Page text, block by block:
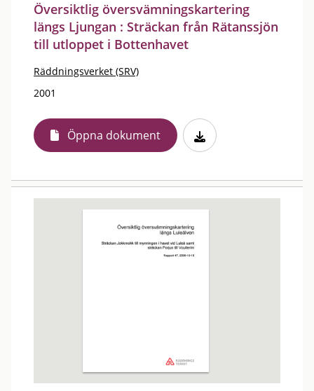
Översiktlig översvämningskartering
längs Ljungan : Sträckan från Rätanssjön
till utloppet i Bottenhavet
Räddningsverket (SRV)
2001
Öppna dokument